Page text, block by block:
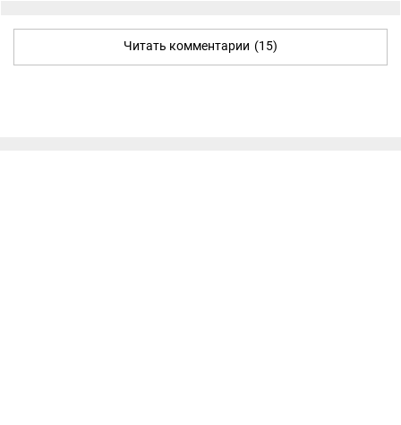
Читать комментарии (15)